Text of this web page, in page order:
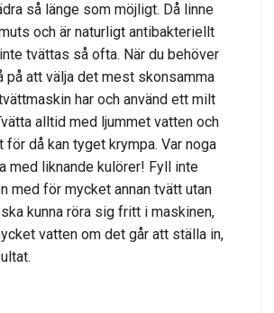
så länge som möjligt. Då linne
och är naturligt antibakteriellt
tvättas så ofta. När du behöver
på att välja det mest skonsamma
har och använd ett milt
alltid med ljummet vatten och
för då kan tyget krympa. Var noga
med liknande kulörer! Fyll inte
med för mycket annan tvätt utan
kunna röra sig fritt i maskinen,
vatten om det går att ställa in,